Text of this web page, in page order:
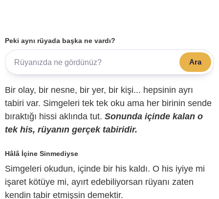
Peki aynı rüyada başka ne vardı?
Ara
Bir olay, bir nesne, bir yer, bir kişi... hepsinin ayrı
tabiri var. Simgeleri tek tek oku ama her birinin sende
bıraktığı hissi aklında tut. Sonunda içinde kalan o
tek his, rüyanın gerçek tabiridir.
Hâlâ İçine Sinmediyse
Simgeleri okudun, içinde bir his kaldı. O his iyiye mi
işaret kötüye mi, ayırt edebiliyorsan rüyanı zaten
kendin tabir etmişsin demektir.